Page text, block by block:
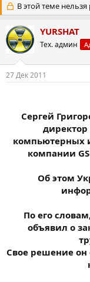
т
о
р
т
е
м
т
а
н
а
ч
а
В этой теме
YURSHAT
Тех. админ
27 Дек 2011
Сергей
компьютерных
компании
Об этом
По его
объявил о
Свое решение